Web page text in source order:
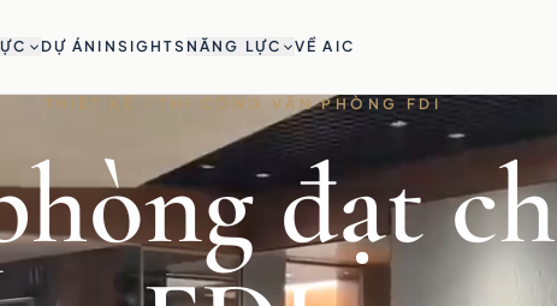
DỰ ÁN INSIGHTS NĂNG LỰC VỀ AIC
THIẾT KẾ · THI CÔNG VĂN PHÒNG FDI
đạt